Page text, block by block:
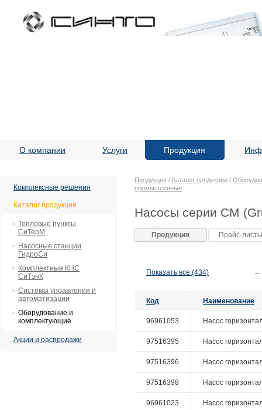
О компании Услуги Продукция
Комплексные решения
Каталог продукции
Тепловые пункты
СиТерМ
Насосные станции
ГидроСи
Комплектные КНС
СиТэнК
Системы управления и
автоматизации
Оборудование и
комплектующие
Акции и распродажи
Продукция / Каталог продукции /
промышленные
Насосы серии CM
Продукция Прайс-
Показать все (434) ←
Код Наименование
96961053 Насос
97516395 Насос
97516396 Насос
97516398 Насос
96961023 Насос